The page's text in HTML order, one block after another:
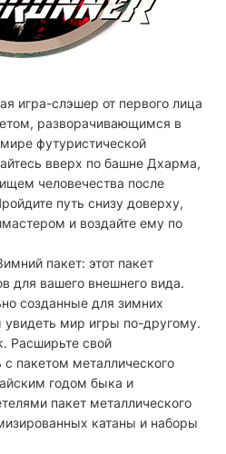
игра-слэшер от первого лица
разворачивающимся в
футуристической
вверх по башне Дхарма,
человечества после
путь снизу доверху,
и воздайте ему по
пакет: этот пакет
для вашего внешнего вида.
созданные для зимних
увидеть мир игры по-другому.
Расширьте свой
пакетом металлического
годом быка и
пакет металлического
катаны и наборы